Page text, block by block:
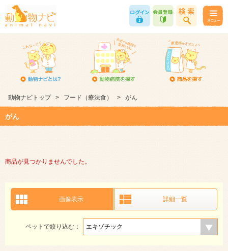
動物ナビトップ > フード（療法食） > がん
がん
商品が見つかりませんでした。
画像表示 詳細一覧
ペットで絞り込む：